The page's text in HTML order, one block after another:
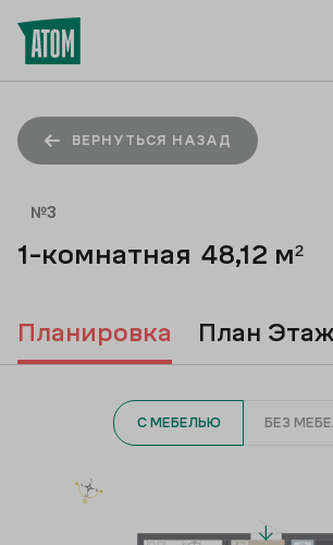
ВЕРНУТЬСЯ НАЗАД
№3
1-комнатная 48,12 м²
Планировка План
С МЕБЕЛЬЮ БЕЗ